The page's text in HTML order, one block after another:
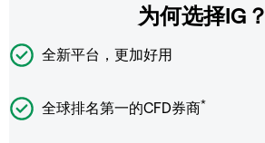
为何选择IG？
全新平台，更加好用
全球排名第一的CFD券商*